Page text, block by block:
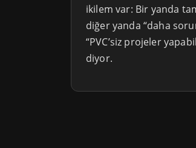
ikilem var: Bir yanda
diğer yanda “daha
“PVC’siz projeler
diyor.